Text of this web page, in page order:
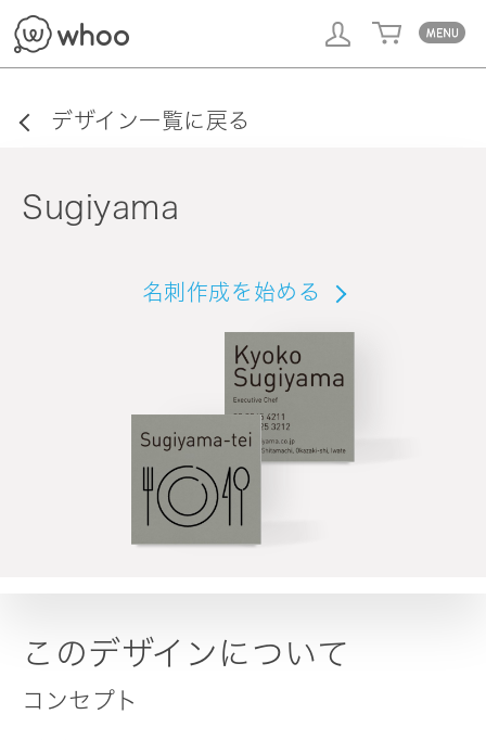
デザイン一覧に戻る
Sugiyama
名刺作成を始める
このデザインについて
コンセプト